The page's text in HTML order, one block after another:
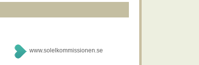
www.solelkommissionen.se